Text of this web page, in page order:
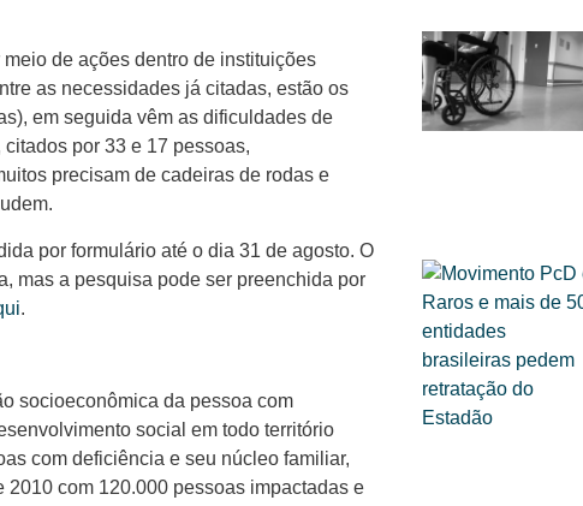
de ações dentro de instituições
as necessidades já citadas, estão os
em seguida vêm as dificuldades de
por 33 e 17 pessoas,
precisam de cadeiras de rodas e
por formulário até o dia 31 de agosto. O
mas a pesquisa pode ser preenchida por
.
socioeconômica da pessoa com
social em todo território
com deficiência e seu núcleo familiar,
com 120.000 pessoas impactadas e